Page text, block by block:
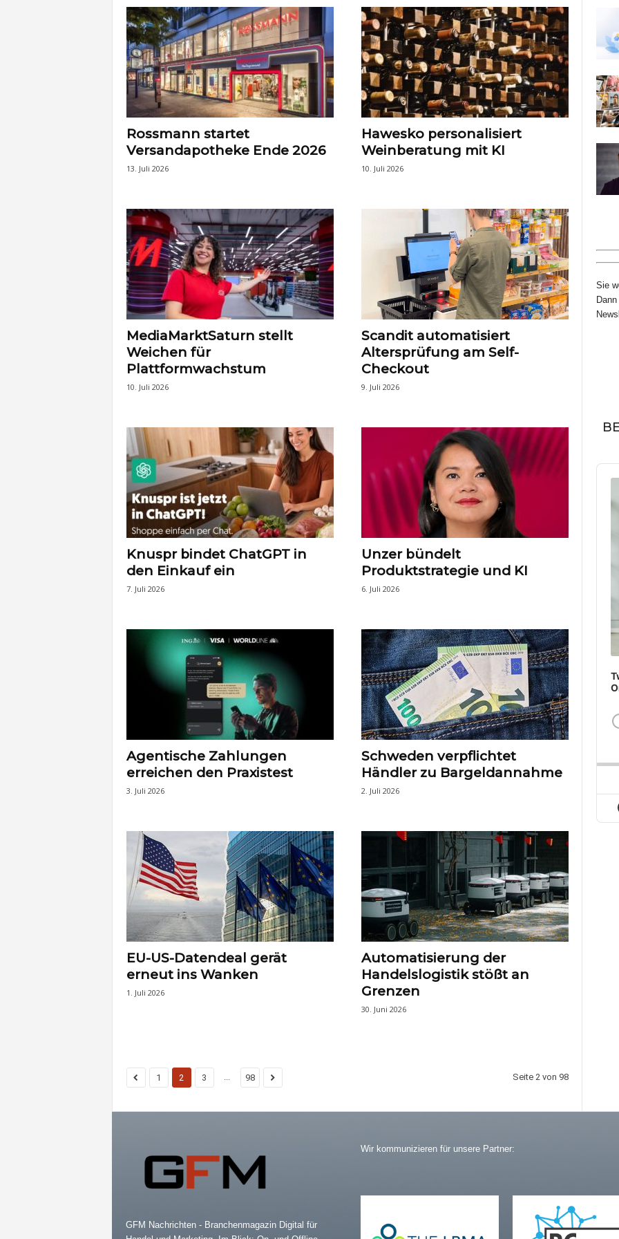
Rossmann startet
Versandapotheke Ende 2026
13. Juli 2026
Hawesko personalisiert
Weinberatung mit KI
10. Juli 2026
MediaMarktSaturn stellt
Weichen für
Plattformwachstum
10. Juli 2026
Scandit automatisiert
Altersprüfung am Self-
Checkout
9. Juli 2026
Knuspr bindet ChatGPT in
den Einkauf ein
7. Juli 2026
Unzer bündelt
Produktstrategie und KI
6. Juli 2026
Agentische Zahlungen
erreichen den Praxistest
3. Juli 2026
Schweden verpflichtet
Händler zu Bargeldannahme
2. Juli 2026
EU-US-Datendeal gerät
erneut ins Wanken
1. Juli 2026
Automatisierung der
Handelslogistik stößt an
Grenzen
30. Juni 2026
1 2 3 98 Seite 2 von 98
Sie
Audio
GFM Nachrichten - Branchenmagazin Digital für
Wir kommunizieren für unsere Partner: